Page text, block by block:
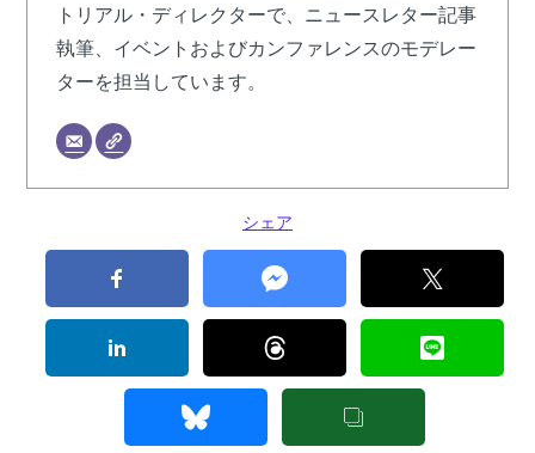
トリアル・ディレクターで、ニュースレター記事
執筆、イベントおよびカンファレンスのモデレー
ターを担当しています。
シェア